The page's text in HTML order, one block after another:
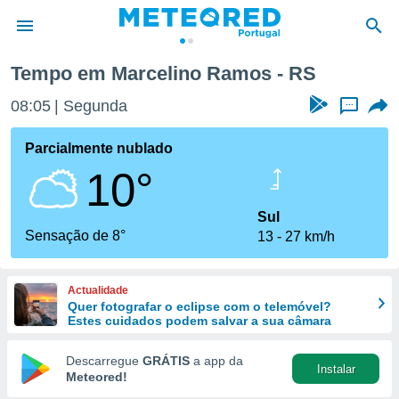
da
foi
fornecidas
a este
das
e
forma
digital
Tempo em Marcelino Ramos - RS
08:05 Segunda ...
Parcialmente nublado
10°
Sensação de 8°
Sul
13
27 km/h
Actualidade
Quer fotografar o eclipse com o telemóvel?
Estes cuidados podem salvar a sua câmara
Descarregue GRÁTIS a app da
Meteored!
Instalar